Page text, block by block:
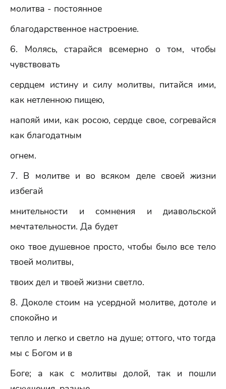
молитва - постоянное
благодарственное настроение.
6. Молясь, старайся всемерно о том, чтобы
чувствовать
сердцем истину и силу молитвы, питайся ими,
как нетленною пищею,
напояй ими, как росою, сердце свое, согревайся
как благодатным
огнем.
7. В молитве и во всяком деле своей жизни
избегай
мнительности и сомнения и диавольской
мечтательности. Да будет
око твое душевное просто, чтобы было все тело
твоей молитвы,
твоих дел и твоей жизни светло.
8. Доколе стоим на усердной молитве, дотоле и
спокойно и
тепло и легко и светло на душе; оттого, что тогда
мы с Богом и в
Боге; а как с молитвы долой, так и пошли